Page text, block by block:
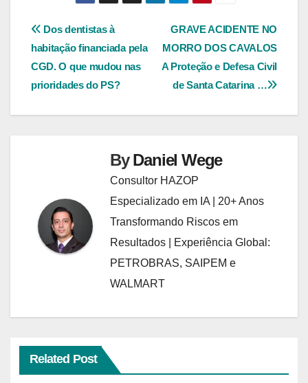
Navegação
de
Post
GRAVE ACIDENTE NO
MORRO DOS CAVALOS
A Proteção e Defesa Civil
de Santa Catarina …
Dos dentistas à
habitação financiada pela
CGD. O que mudou nas
prioridades do PS?
ByDaniel Wege
Consultor HAZOP
Especializado em IA | 20+ Anos
Transformando Riscos em
Resultados | Experiência Global:
PETROBRAS, SAIPEM e
WALMART
Related Post